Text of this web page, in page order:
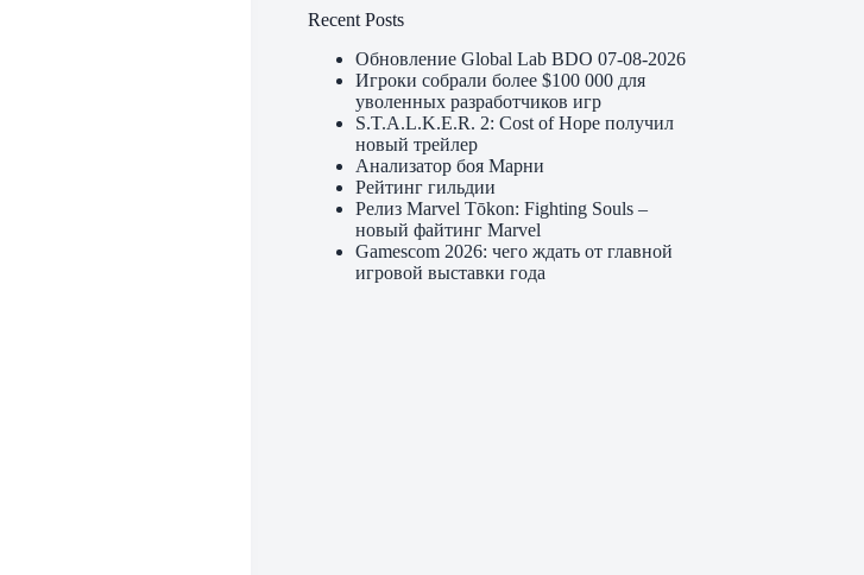
Recent Posts
Обновление Global Lab BDO 07-08-2026
Игроки собрали более $100 000 для
уволенных разработчиков игр
S.T.A.L.K.E.R. 2: Cost of Hope получил
новый трейлер
Анализатор боя Марни
Рейтинг гильдии
Релиз Marvel Tōkon: Fighting Souls –
новый файтинг Marvel
Gamescom 2026: чего ждать от главной
игровой выставки года